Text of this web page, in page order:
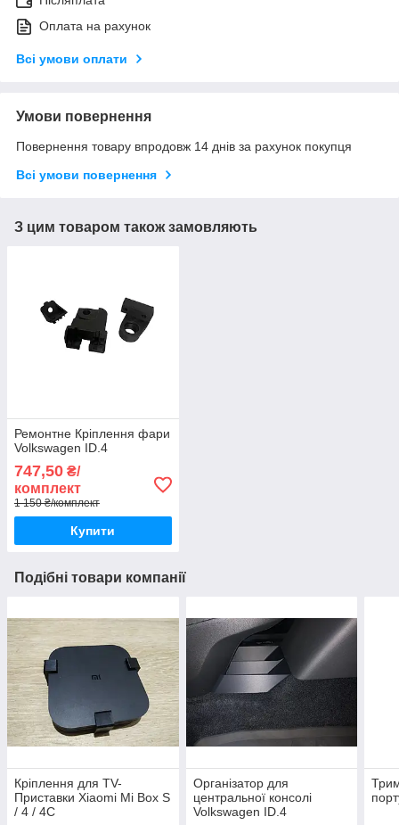
Оплата на рахунок
Всі умови оплати
Умови повернення
Повернення товару впродовж 14 днів за рахунок покупця
Всі умови повернення
З цим товаром також замовляють
Ремонтне Кріплення фари
Volkswagen ID.4
747,50 ₴/
комплект
1 150 ₴/комплект
Купити
Подібні товари компанії
Кріплення для TV-
Приставки Xiaomi Mi Box S
/ 4 / 4C
Організатор для
центральної консолі
Volkswagen ID.4